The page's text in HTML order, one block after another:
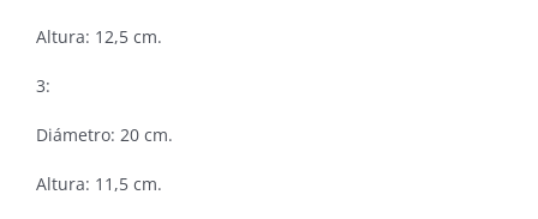
Altura: 12,5 cm.
3:
Diámetro: 20 cm.
Altura: 11,5 cm.